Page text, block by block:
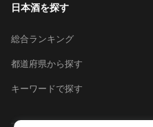
日本酒を探す
総合ランキング
都道府県から探す
キーワードで探す